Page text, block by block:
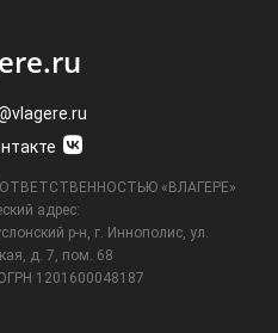
«ВЛАГЕРЕ»
адрес:
р-н, г. Иннополис, ул.
д. 7, пом. 68
1201600048187